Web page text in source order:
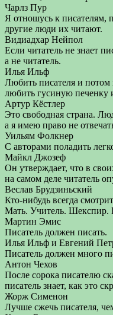
Чарлз Пур
Я отношусь к писателям,
другие люди их читают.
Видиадхар Нейпол
Если читатель не знает
а не читатель.
Илья Ильф
Любить писателя и потом
любить гусиную печенку
Артур Кёстлер
Это свободная страна.
а я имею право не
Уильям Фолкнер
С авторами поладить
Майкл Джозеф
Он утверждает, что в
на самом деле читатель
Веслав Брудзиньский
Кто-нибудь всегда
Мать. Учитель. Шекспир.
Мартин Эмис
Писатель должен писать.
Илья Ильф и Евгений
Писатель должен много
Антон Чехов
После сорока писателю
писатель знает, как это
Жорж Сименон
Лучше сжечь писателя,